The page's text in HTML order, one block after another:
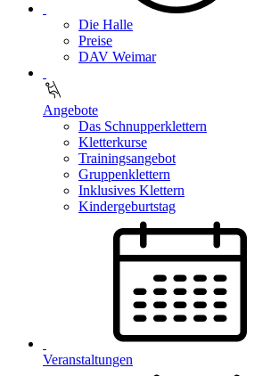
Die Halle
Preise
DAV Weimar
Angebote
Das Schnupperklettern
Kletterkurse
Trainingsangebot
Gruppenklettern
Inklusives Klettern
Kindergeburtstag
Veranstaltungen